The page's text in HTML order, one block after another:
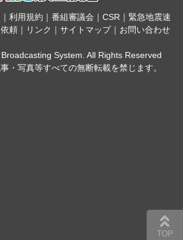
｜ 利用規約 ｜ 番組審議会 ｜ CSR｜ 緊急地震速
頼 ｜ リンク ｜ サイトマップ｜ お問い合わせ
System. All Rights Reserved
・写真等すべての無断転載を禁じます。